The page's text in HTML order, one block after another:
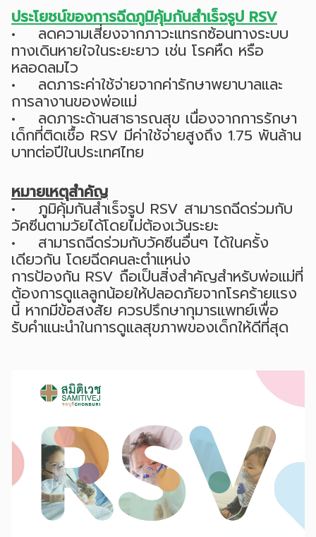
ประโยชน์ของการฉีดภูมิคุ้มกันสำเร็จรูป RSV
• ลดความเสี่ยงจากภาวะแทรกซ้อนทางระบบ
ทางเดินหายใจในระยะยาว เช่น โรคหืด หรือ
หลอดลมไว
• ลดภาระค่าใช้จ่ายจากค่ารักษาพยาบาลและ
การลางานของพ่อแม่
• ลดภาระด้านสาธารณสุข เนื่องจากการรักษา
เด็กที่ติดเชื้อ RSV มีค่าใช้จ่ายสูงถึง 1.75 พันล้าน
บาทต่อปีในประเทศไทย
หมายเหตุสำคัญ
• ภูมิคุ้มกันสำเร็จรูป RSV สามารถฉีดร่วมกับ
วัคซีนตามวัยได้โดยไม่ต้องเว้นระยะ
• สามารถฉีดร่วมกับวัคซีนอื่นๆ ได้ในครั้ง
เดียวกัน โดยฉีดคนละตำแหน่ง
การป้องกัน RSV ถือเป็นสิ่งสำคัญสำหรับพ่อแม่ที่
ต้องการดูแลลูกน้อยให้ปลอดภัยจากโรคร้ายแรง
นี้ หากมีข้อสงสัย ควรปรึกษากุมารแพทย์เพื่อ
รับคำแนะนำในการดูแลสุขภาพของเด็กให้ดีที่สุด